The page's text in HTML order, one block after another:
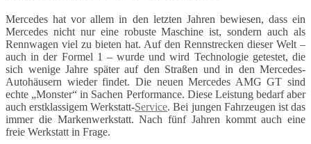
Mercedes hat vor allem in den letzten Jahren bewiesen, dass ein
Mercedes nicht nur eine robuste Maschine ist, sondern auch als
Rennwagen viel zu bieten hat. Auf den Rennstrecken dieser Welt –
auch in der Formel 1 – wurde und wird Technologie getestet, die
sich wenige Jahre später auf den Straßen und in den Mercedes-
Autohäusern wieder findet. Die neuen Mercedes AMG GT sind
echte „Monster“ in Sachen Performance. Diese Leistung bedarf aber
auch erstklassigem Werkstatt-Service. Bei jungen Fahrzeugen ist das
immer die Markenwerkstatt. Nach fünf Jahren kommt auch eine
freie Werkstatt in Frage.